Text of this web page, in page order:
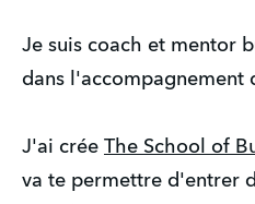
Je suis coach et mentor
dans l'accompagnement
J'ai crée The School of
va te permettre d'entrer